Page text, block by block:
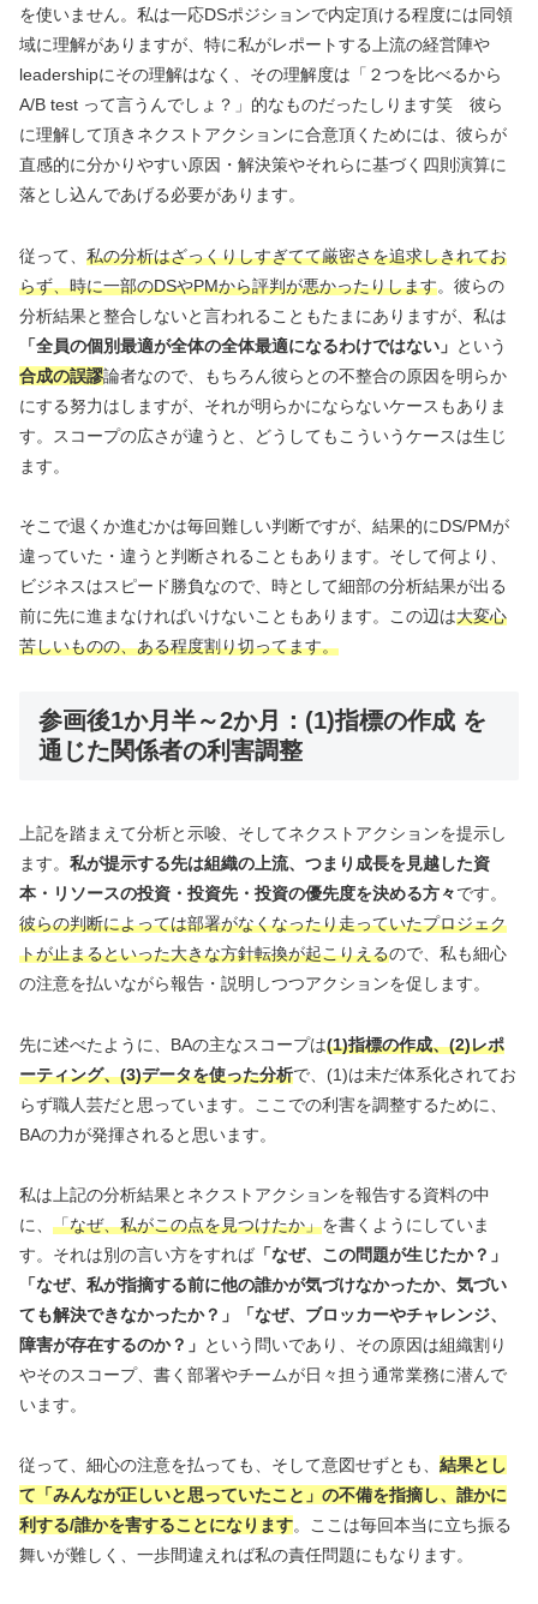
を使いません。私は一応DSポジションで内定頂ける程度には同領
域に理解がありますが、特に私がレポートする上流の経営陣や
leadershipにその理解はなく、その理解度は「２つを比べるから
A/B test って言うんでしょ？」的なものだったしります笑 彼ら
に理解して頂きネクストアクションに合意頂くためには、彼らが
直感的に分かりやすい原因・解決策やそれらに基づく四則演算に
落とし込んであげる必要があります。
従って、 私の分析はざっくりしすぎてて厳密さを追求しきれてお
らず、時に一部のDSやPMから評判が悪かったりします。彼らの
分析結果と整合しないと言われることもたまにありますが、私は
「全員の個別最適が全体の全体最適になるわけではない」 という
合成の誤謬論者なので、もちろん彼らとの不整合の原因を明らか
にする努力はしますが、それが明らかにならないケースもありま
す。スコープの広さが違うと、どうしてもこういうケースは生じ
ます。
そこで退くか進むかは毎回難しい判断ですが、結果的にDS/PMが
違っていた・違うと判断されることもあります。そして何より、
ビジネスはスピード勝負なので、時として細部の分析結果が出る
前に先に進まなければいけないこともあります。この辺は大変心
苦しいものの、ある程度割り切ってます。
参画後1か月半～2か月：(1)指標の作成 を
通じた関係者の利害調整
上記を踏まえて分析と示唆、そしてネクストアクションを提示し
ます。 私が提示する先は組織の上流、つまり成長を見越した資
本・リソースの投資・投資先・投資の優先度を決める方々です。
彼らの判断によっては部署がなくなったり走っていたプロジェク
トが止まるといった大きな方針転換が起こりえるので、私も細心
の注意を払いながら報告・説明しつつアクションを促します。
先に述べたように、BAの主なスコープは(1)指標の作成、(2)レポ
ーティング、(3)データを使った分析で、(1)は未だ体系化されてお
らず職人芸だと思っています。ここでの利害を調整するために、
BAの力が発揮されると思います。
私は上記の分析結果とネクストアクションを報告する資料の中
に、 「なぜ、私がこの点を見つけたか」を書くようにしていま
す。それは別の言い方をすれば 「なぜ、この問題が生じたか？」
「なぜ、私が指摘する前に他の誰かが気づけなかったか、気づい
ても解決できなかったか？」「なぜ、ブロッカーやチャレンジ、
障害が存在するのか？」 という問いであり、その原因は組織割り
やそのスコープ、書く部署やチームが日々担う通常業務に潜んで
います。
従って、細心の注意を払っても、そして意図せずとも、 結果とし
て「みんなが正しいと思っていたこと」の不備を指摘し、誰かに
利する/誰かを害することになります。ここは毎回本当に立ち振る
舞いが難しく、一歩間違えれば私の責任問題にもなります。